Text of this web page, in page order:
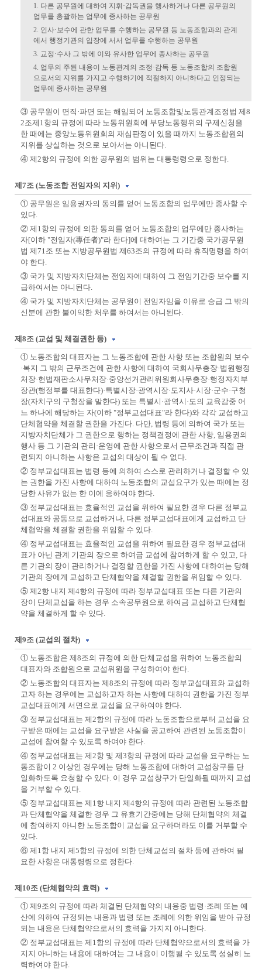
1. 다른 공무원에 대하여 지휘·감독권을 행사하거나 다른 공무원의
업무를 총괄하는 업무에 종사하는 공무원
2. 인사·보수에 관한 업무를 수행하는 공무원 등 노동조합과의 관계
에서 행정기관의 입장에 서서 업무를 수행하는 공무원
3. 교정·수사 그 밖에 이와 유사한 업무에 종사하는 공무원
4. 업무의 주된 내용이 노동관계의 조정·감독 등 노동조합의 조합원
으로서의 지위를 가지고 수행하기에 적절하지 아니하다고 인정되는
업무에 종사하는 공무원
③ 공무원이 면직·파면 또는 해임되어 노동조합및노동관계조정법 제8
2조제1항의 규정에 따라 노동위원회에 부당노동행위의 구제신청을
한 때에는 중앙노동위원회의 재심판정이 있을 때까지 노동조합원의
지위를 상실하는 것으로 보아서는 아니된다.
④ 제2항의 규정에 의한 공무원의 범위는 대통령령으로 정한다.
제7조 (노동조합 전임자의 지위)
① 공무원은 임용권자의 동의를 얻어 노동조합의 업무에만 종사할 수
있다.
② 제1항의 규정에 의한 동의를 얻어 노동조합의 업무에만 종사하는
자[이하 "전임자(專任者)"라 한다]에 대하여는 그 기간중 국가공무원
법 제71조 또는 지방공무원법 제63조의 규정에 따라 휴직명령을 하여
야 한다.
③ 국가 및 지방자치단체는 전임자에 대하여 그 전임기간중 보수를 지
급하여서는 아니된다.
④ 국가 및 지방자치단체는 공무원이 전임자임을 이유로 승급 그 밖의
신분에 관한 불이익한 처우를 하여서는 아니된다.
제8조 (교섭 및 체결권한 등)
① 노동조합의 대표자는 그 노동조합에 관한 사항 또는 조합원의 보수
·복지 그 밖의 근무조건에 관한 사항에 대하여 국회사무총장·법원행정
처장·헌법재판소사무처장·중앙선거관리위원회사무총장·행정자치부
장관(행정부를 대표한다)·특별시장·광역시장·도지사·시장·군수·구청
장(자치구의 구청장을 말한다) 또는 특별시·광역시·도의 교육감중 어
느 하나에 해당하는 자(이하 "정부교섭대표"라 한다)와 각각 교섭하고
단체협약을 체결할 권한을 가진다. 다만, 법령 등에 의하여 국가 또는
지방자치단체가 그 권한으로 행하는 정책결정에 관한 사항, 임용권의
행사 등 그 기관의 관리·운영에 관한 사항으로서 근무조건과 직접 관
련되지 아니하는 사항은 교섭의 대상이 될 수 없다.
② 정부교섭대표는 법령 등에 의하여 스스로 관리하거나 결정할 수 있
는 권한을 가진 사항에 대하여 노동조합의 교섭요구가 있는 때에는 정
당한 사유가 없는 한 이에 응하여야 한다.
③ 정부교섭대표는 효율적인 교섭을 위하여 필요한 경우 다른 정부교
섭대표와 공동으로 교섭하거나, 다른 정부교섭대표에게 교섭하고 단
체협약을 체결할 권한을 위임할 수 있다.
④ 정부교섭대표는 효율적인 교섭을 위하여 필요한 경우 정부교섭대
표가 아닌 관계 기관의 장으로 하여금 교섭에 참여하게 할 수 있고, 다
른 기관의 장이 관리하거나 결정할 권한을 가진 사항에 대하여는 당해
기관의 장에게 교섭하고 단체협약을 체결할 권한을 위임할 수 있다.
⑤ 제2항 내지 제4항의 규정에 따라 정부교섭대표 또는 다른 기관의
장이 단체교섭을 하는 경우 소속공무원으로 하여금 교섭하고 단체협
약을 체결하게 할 수 있다.
제9조 (교섭의 절차)
① 노동조합은 제8조의 규정에 의한 단체교섭을 위하여 노동조합의
대표자와 조합원으로 교섭위원을 구성하여야 한다.
② 노동조합의 대표자는 제8조의 규정에 따라 정부교섭대표와 교섭하
고자 하는 경우에는 교섭하고자 하는 사항에 대하여 권한을 가진 정부
교섭대표에게 서면으로 교섭을 요구하여야 한다.
③ 정부교섭대표는 제2항의 규정에 따라 노동조합으로부터 교섭을 요
구받은 때에는 교섭을 요구받은 사실을 공고하여 관련된 노동조합이
교섭에 참여할 수 있도록 하여야 한다.
④ 정부교섭대표는 제2항 및 제3항의 규정에 따라 교섭을 요구하는 노
동조합이 2 이상인 경우에는 당해 노동조합에 대하여 교섭창구를 단
일화하도록 요청할 수 있다. 이 경우 교섭창구가 단일화될 때까지 교섭
을 거부할 수 있다.
⑤ 정부교섭대표는 제1항 내지 제4항의 규정에 따라 관련된 노동조합
과 단체협약을 체결한 경우 그 유효기간중에는 당해 단체협약의 체결
에 참여하지 아니한 노동조합이 교섭을 요구하더라도 이를 거부할 수
있다.
⑥ 제1항 내지 제5항의 규정에 의한 단체교섭의 절차 등에 관하여 필
요한 사항은 대통령령으로 정한다.
제10조 (단체협약의 효력)
① 제9조의 규정에 따라 체결된 단체협약의 내용중 법령·조례 또는 예
산에 의하여 규정되는 내용과 법령 또는 조례에 의한 위임을 받아 규정
되는 내용은 단체협약으로서의 효력을 가지지 아니한다.
② 정부교섭대표는 제1항의 규정에 따라 단체협약으로서의 효력을 가
지지 아니하는 내용에 대하여는 그 내용이 이행될 수 있도록 성실히 노
력하여야 한다.